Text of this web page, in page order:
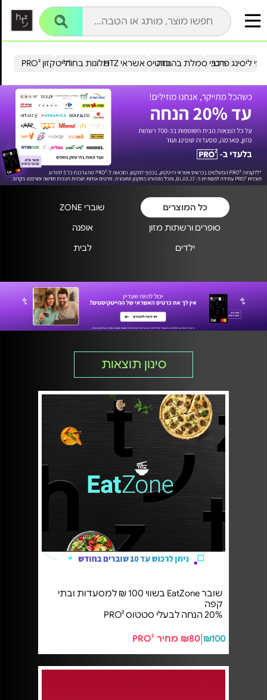
הייטקזון PRO²מלונות בחו"ל כרטיס אשראי HTZ ליסינג פרטירכבי סמלת בהנחה
כל המוצרים
שוברי ZONE
סופרים ורשתות מזון
אופנה
ילדים
לבית
סינון תוצאות
שובר EatZone בשווי 100 ₪ למסעדות ובתי
קפה
20% הנחה לבעלי סטטוס PRO²
₪100 ₪80 מחיר PRO²